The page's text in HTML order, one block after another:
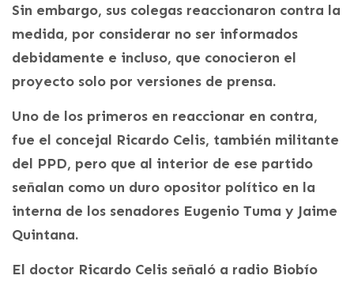
Sin embargo, sus colegas reaccionaron contra la
medida, por considerar no ser informados
debidamente e incluso, que conocieron el
proyecto solo por versiones de prensa.
Uno de los primeros en reaccionar en contra,
fue el concejal Ricardo Celis, también militante
del PPD, pero que al interior de ese partido
señalan como un duro opositor político en la
interna de los senadores Eugenio Tuma y Jaime
Quintana.
El doctor Ricardo Celis señaló a radio Biobío